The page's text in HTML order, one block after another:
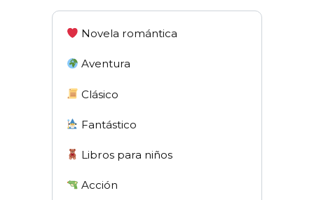
Novela romántica
Aventura
Clásico
Fantástico
Libros para niños
Acción